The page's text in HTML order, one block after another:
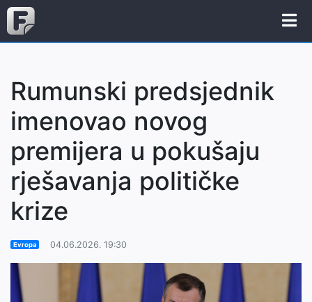
Rumunski predsjednik
imenovao novog
premijera u pokušaju
rješavanja političke
krize
Evropa 04.06.2026. 19:30